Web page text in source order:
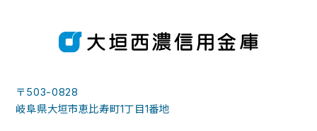
〒503-0828
岐阜県大垣市恵比寿町1丁目1番地